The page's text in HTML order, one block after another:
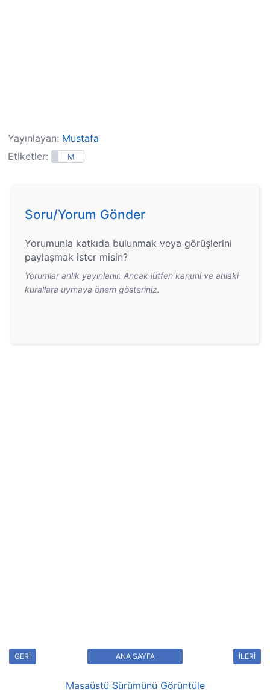
Yayınlayan: Mustafa
Etiketler:
M
Soru/Yorum Gönder
Yorumunla katkıda bulunmak veya görüşlerini
paylaşmak ister misin?
Yorumlar anlık yayınlanır. Ancak lütfen kanuni ve ahlaki
kurallara uymaya önem gösteriniz.
GERİ İLERİ
ANA SAYFA
Masaüstü Sürümünü Görüntüle